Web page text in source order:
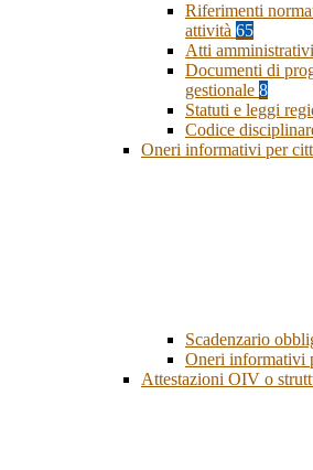
Riferimenti
attività 65
Atti
Documenti di
gestionale 8
Statuti e leggi
Codice
Oneri informativi per
Scadenzario
Oneri informativi
Attestazioni OIV o